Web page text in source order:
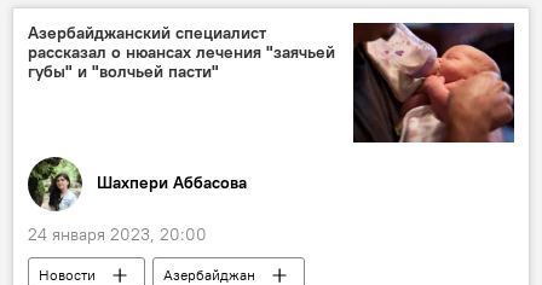
Сепаратизм
Азербайджанский специалист
рассказал о нюансах лечения "заячьей
губы" и "волчьей пасти"
Шахпери Аббасова
24 января 2023, 20:00
Новости
Азербайджан